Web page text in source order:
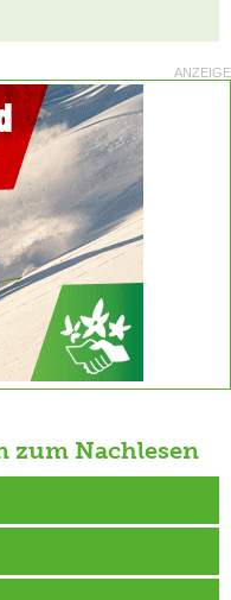
ANZEIGE
zum Nachlesen